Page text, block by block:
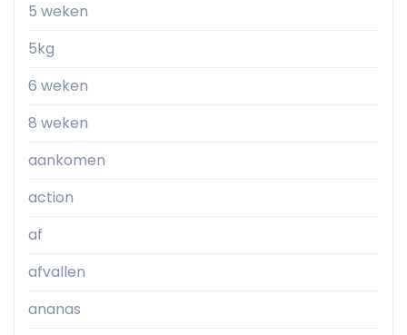
5 weken
5kg
6 weken
8 weken
aankomen
action
af
afvallen
ananas